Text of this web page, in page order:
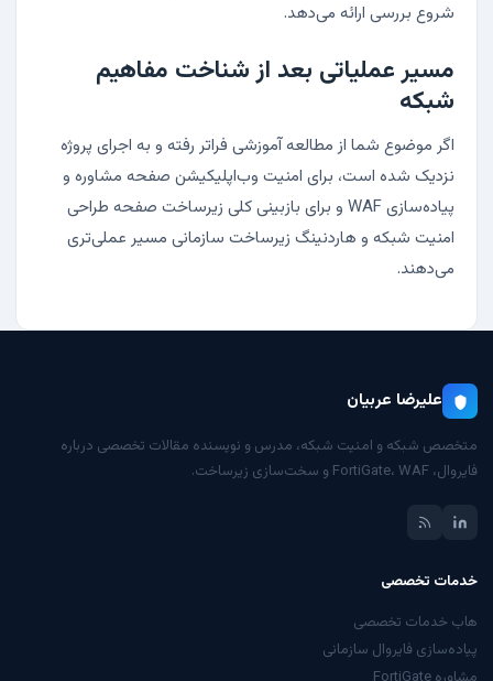
شروع بررسی ارائه می‌دهد.
مسیر عملیاتی بعد از شناخت مفاهیم
شبکه
اگر موضوع شما از مطالعه آموزشی فراتر رفته و به اجرای پروژه
نزدیک شده است، برای امنیت وب‌اپلیکیشن صفحه مشاوره و
پیاده‌سازی WAF
و برای بازبینی کلی زیرساخت صفحه طراحی
امنیت شبکه و هاردنینگ زیرساخت سازمانی مسیر عملی‌تری
می‌دهند.
علیرضا عربیان
متخصص شبکه و امنیت شبکه، مدرس و نویسنده مقالات تخصصی درباره
فایروال، FortiGate، WAF و سخت‌سازی زیرساخت.
خدمات تخصصی
هاب خدمات تخصصی
پیاده‌سازی فایروال سازمانی